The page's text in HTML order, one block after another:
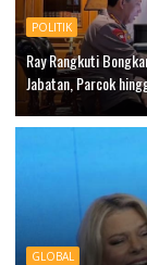
POLITIK
Ray Rangkuti
Jabatan, Parcok
GLOBAL